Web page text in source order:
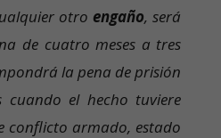
otro engaño, será
de cuatro meses a tres
la pena de prisión
el hecho tuviere
conflicto armado, estado